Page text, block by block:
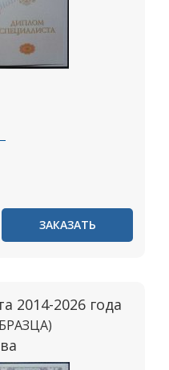
ЗАКАЗАТЬ
2014-2026 года